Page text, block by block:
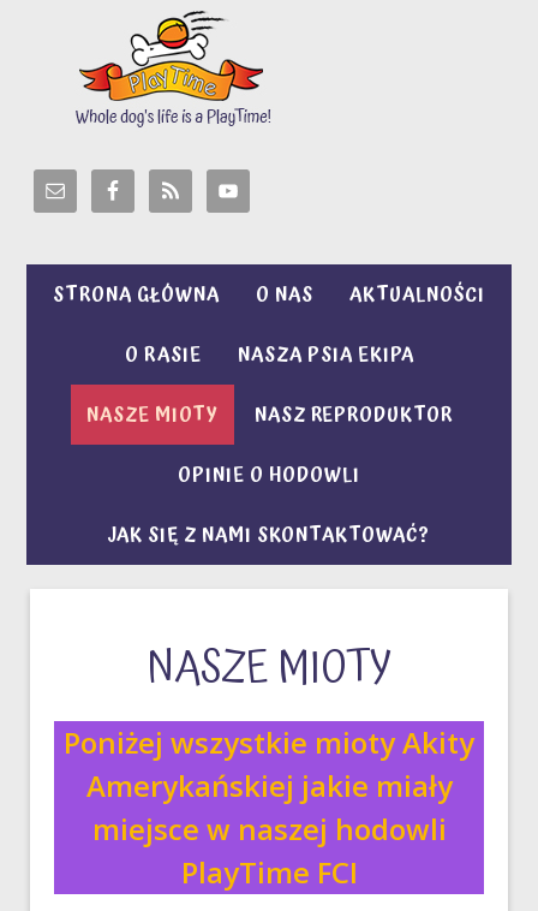
STRONA GŁÓWNA O NAS
AKTUALNOŚCI
O RASIE
NASZA PSIA EKIPA
NASZE MIOTY
NASZ REPRODUKTOR
OPINIE O HODOWLI
JAK SIĘ Z NAMI SKONTAKTOWAĆ?
NASZE MIOTY
Poniżej wszystkie mioty Akity
Amerykańskiej jakie miały
miejsce w naszej hodowli
PlayTime FCI